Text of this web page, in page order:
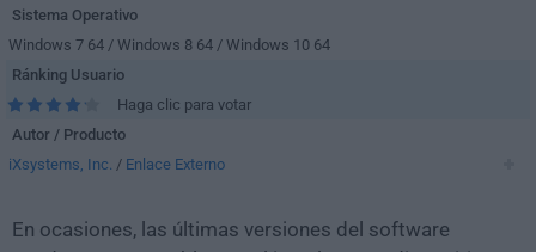
Sistema Operativo
Windows 7 64 / Windows 8 64 / Windows 10 64
Ránking Usuario
Haga clic para votar
Autor / Producto
iXsystems, Inc. / Enlace Externo
En ocasiones, las últimas versiones del software